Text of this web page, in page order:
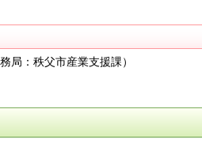
局：秩父市産業支援課）